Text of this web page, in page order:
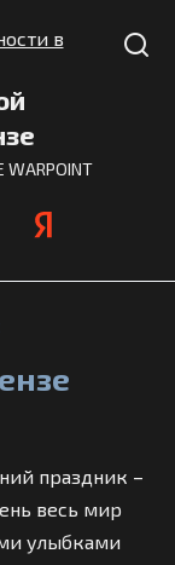
праздник –
весь мир
улыбками